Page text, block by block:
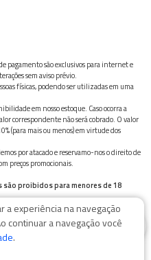
pagamento são exclusivos para internet e
sem aviso prévio.
físicas, podendo ser utilizadas em uma
em nosso estoque. Caso ocorra a
correspondente não será cobrado. O valor
(para mais ou menos) em virtude dos
por atacado e reservamo-nos o direito de
preços promocionais.
são proibidos para menores de 18
em excesso, provoca graves males à saúde.
a experiência na navegação
continuar a navegação você
.